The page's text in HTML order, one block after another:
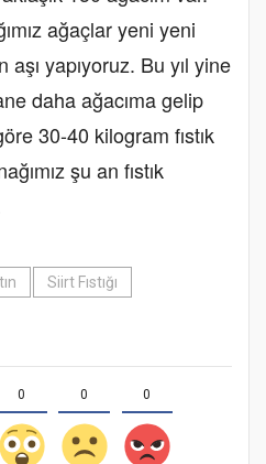
ağaçlar yeni yeni
yapıyoruz. Bu yıl yine
daha ağacıma gelip
30-40 kilogram fıstık
şu an fıstık
Siirt Fıstığı
0 0 0